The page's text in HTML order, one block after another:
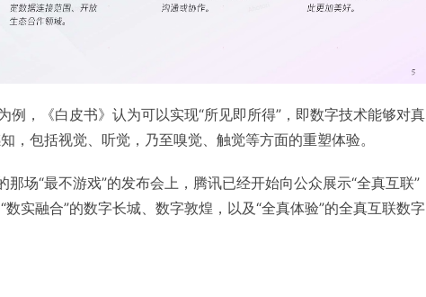
例，《白皮书》认为可以实现“所见即所得”，即数字技术能够对真
，包括视觉、听觉，乃至嗅觉、触觉等方面的重塑体验。
场“最不游戏”的发布会上，腾讯已经开始向公众展示“全真互联”
实融合”的数字长城、数字敦煌，以及“全真体验”的全真互联数字